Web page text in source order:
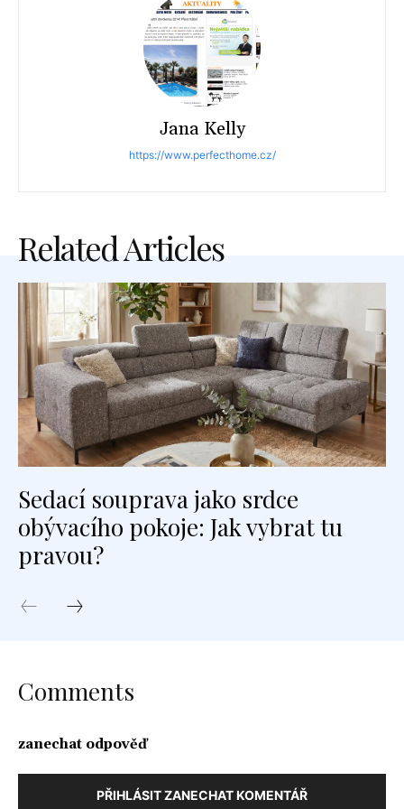
Jana Kelly
https://www.perfecthome.cz/
Related Articles
Sedací souprava jako srdce
obývacího pokoje: Jak vybrat tu
pravou?
Comments
zanechat odpověď
PŘIHLÁSIT ZANECHAT KOMENTÁŘ